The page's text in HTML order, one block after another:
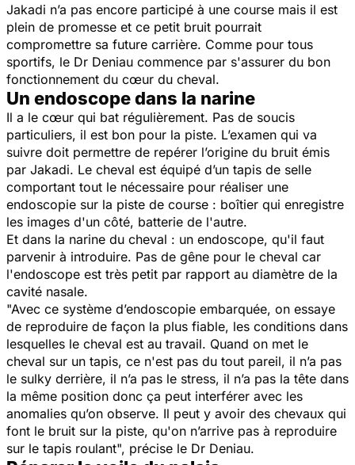
Jakadi n’a pas encore participé à une course mais il est
plein de promesse et ce petit bruit pourrait
compromettre sa future carrière. Comme pour tous
sportifs, le Dr Deniau commence par s'assurer du bon
fonctionnement du cœur du cheval.
Un endoscope dans la narine
Il a le cœur qui bat régulièrement. Pas de soucis
particuliers, il est bon pour la piste. L’examen qui va
suivre doit permettre de repérer l’origine du bruit émis
par Jakadi. Le cheval est équipé d’un tapis de selle
comportant tout le nécessaire pour réaliser une
endoscopie sur la piste de course : boîtier qui enregistre
les images d'un côté, batterie de l'autre.
Et dans la narine du cheval : un endoscope, qu'il faut
parvenir à introduire. Pas de gêne pour le cheval car
l'endoscope est très petit par rapport au diamètre de la
cavité nasale.
"Avec ce système d’endoscopie embarquée, on essaye
de reproduire de façon la plus fiable, les conditions dans
lesquelles le cheval est au travail. Quand on met le
cheval sur un tapis, ce n'est pas du tout pareil, il n’a pas
le sulky derrière, il n’a pas le stress, il n’a pas la tête dans
la même position donc ça peut interférer avec les
anomalies qu’on observe. Il peut y avoir des chevaux qui
font le bruit sur la piste, qu'on n’arrive pas à reproduire
sur le tapis roulant", précise le Dr Deniau.